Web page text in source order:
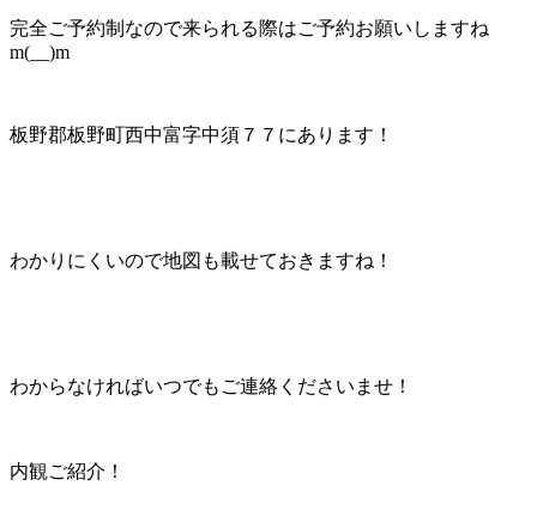
完全ご予約制なので来られる際はご予約お願いしますね
m(__)m
板野郡板野町西中富字中須７７にあります！
わかりにくいので地図も載せておきますね！
わからなければいつでもご連絡くださいませ！
内観ご紹介！